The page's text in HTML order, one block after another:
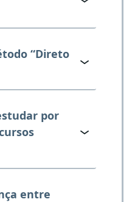
“Direto
por
entre